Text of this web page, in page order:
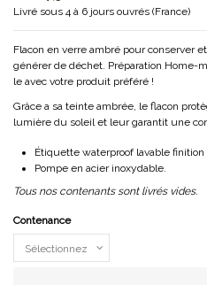
Livré sous 4 à 6 jours ouvrés (France)
Flacon en verre ambré pour conserver
générer de déchet. Préparation Home-
le avec votre produit préféré !
Grâce a sa teinte ambrée, le flacon
lumière du soleil et leur garantit une
Étiquette waterproof lavable finition
Pompe en acier inoxydable.
Tous nos contenants sont livrés vides.
Contenance